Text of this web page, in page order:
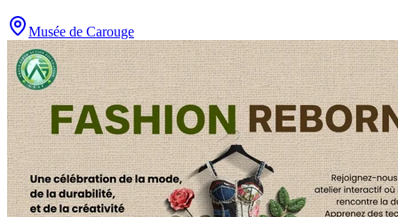
Musée de Carouge